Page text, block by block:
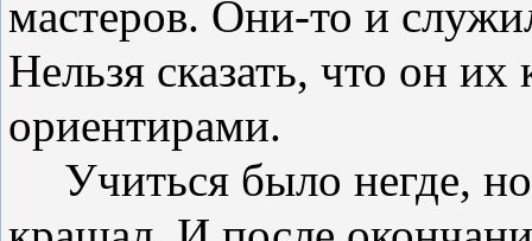
мастеров. Они-то и
Нельзя сказать, что он
ориентирами.
Учиться было негде,